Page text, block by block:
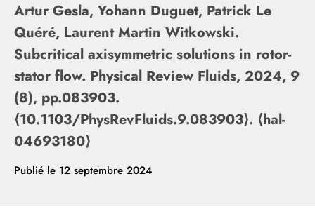
Artur Gesla, Yohann Duguet, Patrick Le
Quéré, Laurent Martin Witkowski.
Subcritical axisymmetric solutions in rotor-
stator flow. Physical Review Fluids, 2024, 9
(8), pp.083903.
⟨10.1103/PhysRevFluids.9.083903⟩. ⟨hal-
04693180⟩
Publié le 12 septembre 2024